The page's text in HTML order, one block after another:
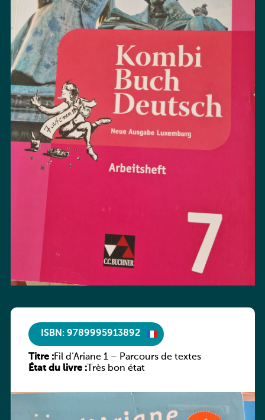
ISBN: 9789995913892
Titre :Fil d’Ariane 1 – Parcours de textes
État du livre :Très bon état